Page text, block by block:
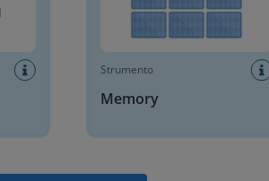
Strumento
Memory